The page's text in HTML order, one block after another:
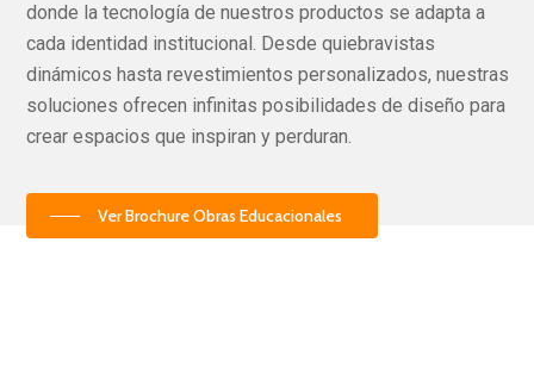
donde la tecnología de nuestros productos se adapta a
cada identidad institucional . Desde quiebravistas
dinámicos hasta revestimientos personalizados, nuestras
soluciones ofrecen infinitas posibilidades de diseño para
crear espacios que inspiran y perduran.
Ver Brochure Obras Educacionales